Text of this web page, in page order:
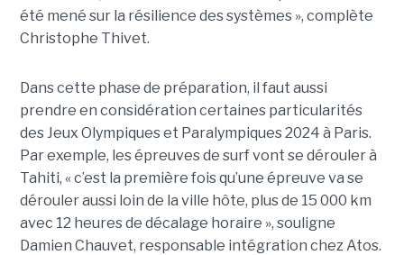
été mené sur la résilience des systèmes », complète
Christophe Thivet.
Dans cette phase de préparation, il faut aussi
prendre en considération certaines particularités
des Jeux Olympiques et Paralympiques 2024 à Paris.
Par exemple, les épreuves de surf vont se dérouler à
Tahiti, « c’est la première fois qu’une épreuve va se
dérouler aussi loin de la ville hôte, plus de 15 000 km
avec 12 heures de décalage horaire », souligne
Damien Chauvet, responsable intégration chez Atos.